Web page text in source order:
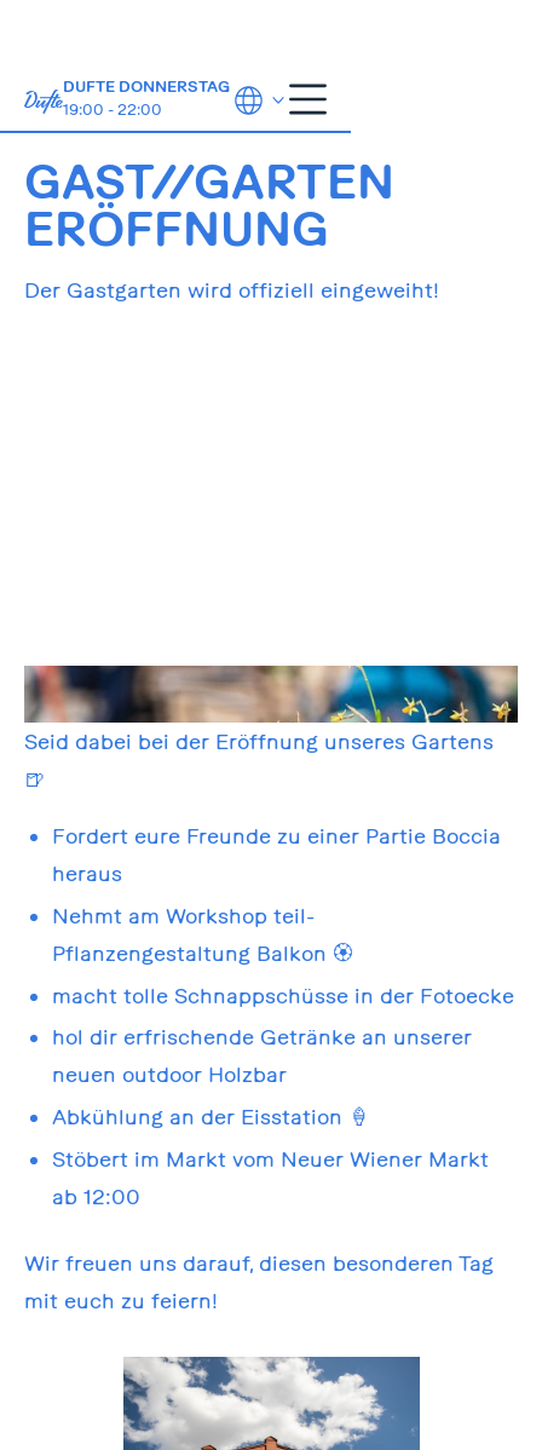
DUFTE DONNERSTAG
19:00 - 22:00
20.4.2024 ab 11:00
GAST//GARTEN
ERÖFFNUNG
Der Gastgarten wird offiziell eingeweiht!
Seid dabei bei der Eröffnung unseres Gartens
🍺
Fordert eure Freunde zu einer Partie Boccia
heraus
Nehmt am Workshop teil-
Pflanzengestaltung Balkon 🏵️
macht tolle Schnappschüsse in der Fotoecke
hol dir erfrischende Getränke an unserer
neuen outdoor Holzbar
Abkühlung an der Eisstation 🍦
Stöbert im Markt vom NeuerWiener Markt
ab 12:00
Wir freuen uns darauf, diesen besonderen Tag
mit euch zu feiern!